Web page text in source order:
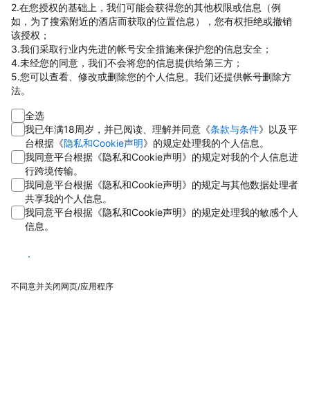
2.在您授权的基础上，我们可能会获得您的其他权限或信息（例
如，为了搜索附近的酒店而获取的位置信息），您有权拒绝或撤销
该授权；
3.我们采取行业内先进的帐号安全措施来保护您的信息安全；
4.未经您的同意，我们不会将您的信息提供给第三方；
5.您可以查看、修改或删除您的个人信息。我们还提供帐号删除方
法。
全选
我已年满18周岁，并已阅读、理解并同意《条款与条件》以及平
台根据《隐私和Cookie声明》的规定处理我的个人信息。
我同意平台根据《隐私和Cookie声明》的规定对我的个人信息进
行跨境传输。
我同意平台根据《隐私和Cookie声明》的规定与其他数据处理者
共享我的个人信息。
我同意平台根据《隐私和Cookie声明》的规定处理我的敏感个人
信息。
同意
不同意并关闭网页/应用程序